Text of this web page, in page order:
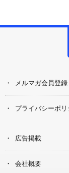
メルマガ会員登録
プライバシーポリ
広告掲載
会社概要